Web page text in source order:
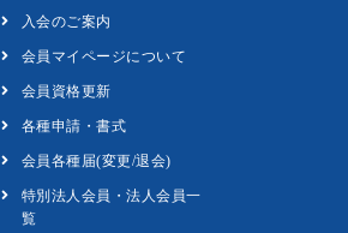
入会のご案内
会員マイページについて
会員資格更新
各種申請・書式
会員各種届(変更/退会)
特別法人会員・法人会員一
覧